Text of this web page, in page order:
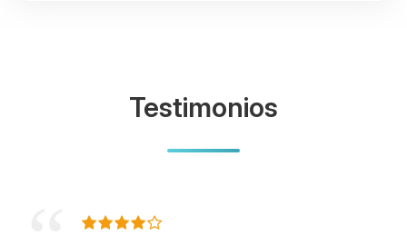
Testimonios